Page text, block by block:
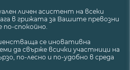
личен асистент на всеки
в грижата за Вашите превозни
спокойно.
се иновативна
да свърже всички участници на
по-лесно и по-удобно в среда